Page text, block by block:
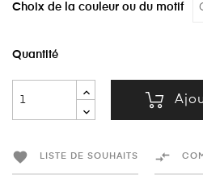
Choix de la couleur ou du motif
Quantité
 LISTE DE SOUHAITS 